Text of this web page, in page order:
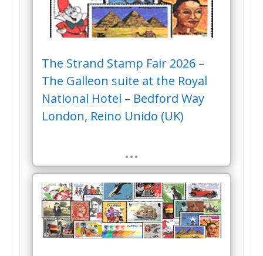
The Strand Stamp Fair 2026 –
The Galleon suite at the Royal
National Hotel – Bedford Way
London, Reino Unido (UK)
…